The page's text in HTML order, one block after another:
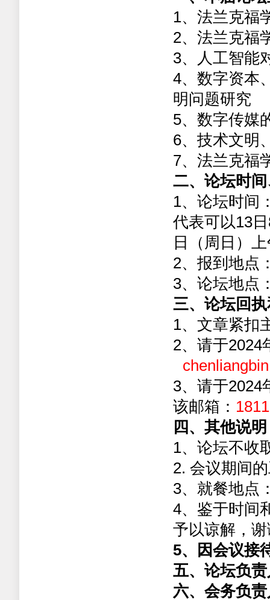
1、法兰克福
2、法兰克福
3、人工智能
4、数字资本
明问题研究
5、数字传媒
6、技术文明
7、法兰克福
二、论坛时
1、论坛时间
代表可以13日
日（周日）
2、报到地点
3、论坛地点
三、论坛回
1、文章紧扣
2、请于2024
3、请于2024
该邮箱：
四、其他说明
1、论坛不收
2. 会议期间
3、就餐地点
4、鉴于时间
予以谅解，
5、
因会议接
五、论坛负
六、会务负